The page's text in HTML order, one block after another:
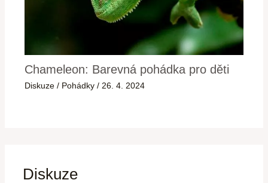
Chameleon: Barevná pohádka pro děti
Diskuze / Pohádky / 26. 4. 2024
Diskuze